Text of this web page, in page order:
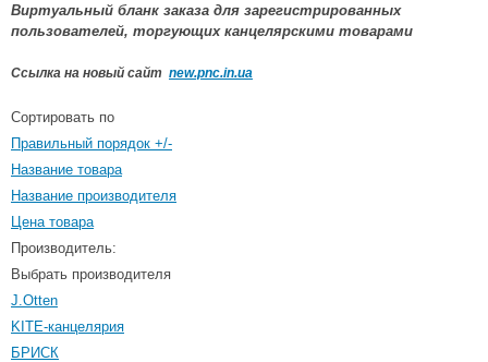
Виртуальный бланк заказа для зарегистрированных
пользователей, торгующих канцелярскими товарами
Ссылка на новый сайт new.pnc.in.ua
Сортировать по
Правильный порядок +/-
Название товара
Название производителя
Цена товара
Производитель:
Выбрать производителя
J.Otten
KITE-канцелярия
БРИСК